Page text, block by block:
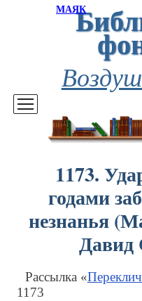
МАЯК
1173.
годами
незнанья
Давид
Рассылка «
1173